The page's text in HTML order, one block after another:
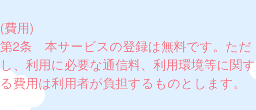
(費用)
第2条 本サービスの登録は無料です。ただ
し、利用に必要な通信料、利用環境等に関す
る費用は利用者が負担するものとします。